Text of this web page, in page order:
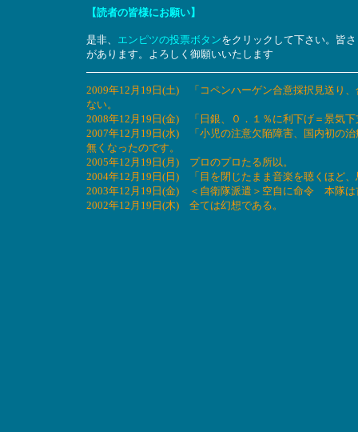
【読者の皆様にお願い】
是非、 エンピツの投票ボタンをクリックして下さい。皆
があります。よろしく御願いいたします
2009年12月19日(土) 「コペンハーゲン合意採択見送り
ない。
2008年12月19日(金) 「日銀、０．１％に利下げ＝景気
2007年12月19日(水) 「小児の注意欠陥障害、国内初の
無くなったのです。
2005年12月19日(月) プロのプロたる所以。
2004年12月19日(日) 「目を閉じたまま音楽を聴くほど
2003年12月19日(金) ＜自衛隊派遣＞空自に命令 本隊
2002年12月19日(木) 全ては幻想である。